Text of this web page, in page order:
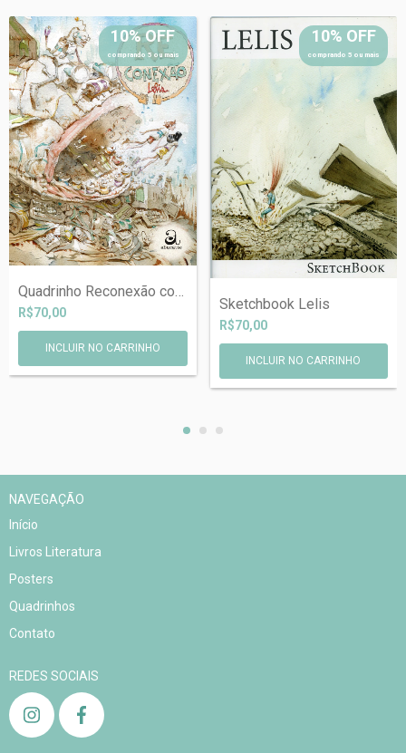
10% OFF
comprando 5 ou mais
Quadrinho Reconexão com dedicatória em a...
R$70,00
10% OFF
comprando 5 ou mais
Sketchbook Lelis
R$70,00
NAVEGAÇÃO
Início
Livros Literatura
Posters
Quadrinhos
Contato
REDES SOCIAIS